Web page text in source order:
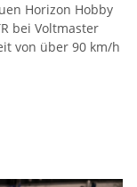
Horizon Hobby
bei Voltmaster
von über 90 km/h